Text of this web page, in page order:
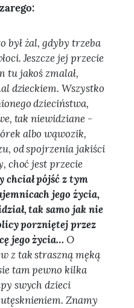
był żal, gdyby trzeba
Jeszcze jej przecie
tu jakoś zmalał,
dzieckiem. Wszystko
dzieciństwa,
tak niewidziane -
albo wąwozik,
od spojrzenia jakiści
choć jest przecie
chciał pójść z tym
jego życia,
tak samo jak nie
porzniętej przez
jego życia… O
z tak straszną męką
tam pewno kilka
swych dzieci
Znamy